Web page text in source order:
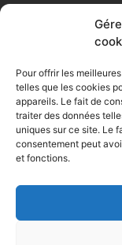
Pour offrir les
telles que les cookies
appareils. Le fait de
traiter des données
uniques sur ce site. Le
consentement peut
et fonctions.
Shen-ti
8, rue du
Toulouse
Siret : 479